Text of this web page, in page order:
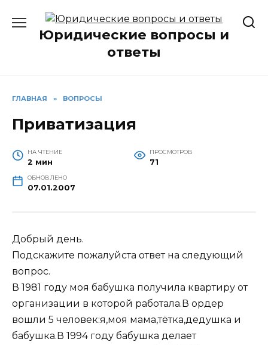
содержаниюЮридические вопросы и
ответы
ГЛАВНАЯ » ВОПРОСЫ
Приватизация
НА ЧТЕНИЕ
2 мин
ПРОСМОТРОВ
71
ОБНОВЛЕНО
07.01.2007
Добрый день.
Подскажите пожалуйста ответ на следующий
вопрос.
В 1981 году моя бабушка получила квартиру от
организации в которой работала.В ордер
вошли 5 человек:я,моя мама,тётка,дедушка и
бабушка.В 1994 году бабушка делает